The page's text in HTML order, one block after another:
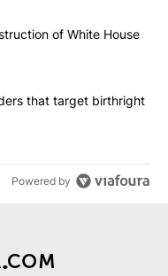
articles in the last
blocks construction of
of White House
orders that
that target birthright
Powered by